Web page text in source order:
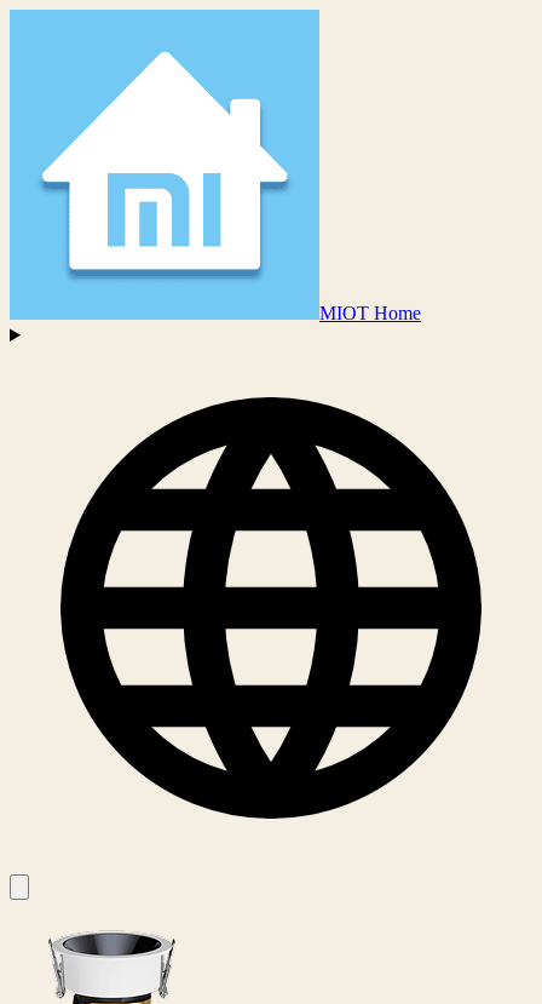
MIOT Home